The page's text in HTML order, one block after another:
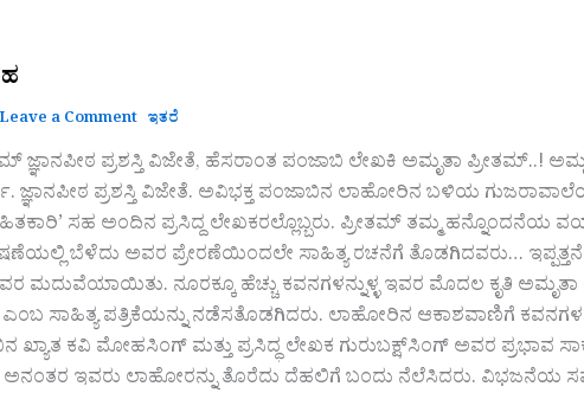
Leave a Comment ಇತರೆ
ಜ್ಞಾನಪೀಠ ಪ್ರಶಸ್ತಿ ವಿಜೇತೆ, ಹೆಸರಾಂತ ಪಂಜಾಬಿ ಲೇಖಕಿ ಅಮೃತಾ ಪ್ರೀತಮ್..!
ಜ್ಞಾನಪೀಠ ಪ್ರಶಸ್ತಿ ವಿಜೇತೆ. ಅವಿಭಕ್ತ ಪಂಜಾಬಿನ ಲಾಹೋರಿನ ಬಳಿಯ
ಸಹ ಅಂದಿನ ಪ್ರಸಿದ್ದ ಲೇಖಕರಲ್ಲೊಬ್ಬರು. ಪ್ರೀತಮ್ ತಮ್ಮ
ಬೆಳೆದು ಅವರ ಪ್ರೇರಣೆಯಿಂದಲೇ ಸಾಹಿತ್ಯ ರಚನೆಗೆ ತೊಡಗಿದವರು…
ಮದುವೆಯಾಯಿತು. ನೂರಕ್ಕೂ ಹೆಚ್ಚು ಕವನಗಳನ್ನುಳ್ಳ ಇವರ ಮೊದಲ ಕೃತಿ ಅಮೃತಾ
ಸಾಹಿತ್ಯ ಪತ್ರಿಕೆಯನ್ನು ನಡೆಸತೊಡಗಿದರು. ಲಾಹೋರಿನ ಆಕಾಶವಾಣಿಗೆ
ಕವಿ ಮೋಹಸಿಂಗ್ ಮತ್ತು ಪ್ರಸಿದ್ಧ ಲೇಖಕ ಗುರುಬಕ್ಷ್‍ಸಿಂಗ್ ಅವರ ಪ್ರಭಾವ
ಇವರು ಲಾಹೋರನ್ನು ತೊರೆದು ದೆಹಲಿಗೆ ಬಂದು ನೆಲೆಸಿದರು. ವಿಭಜನೆಯ